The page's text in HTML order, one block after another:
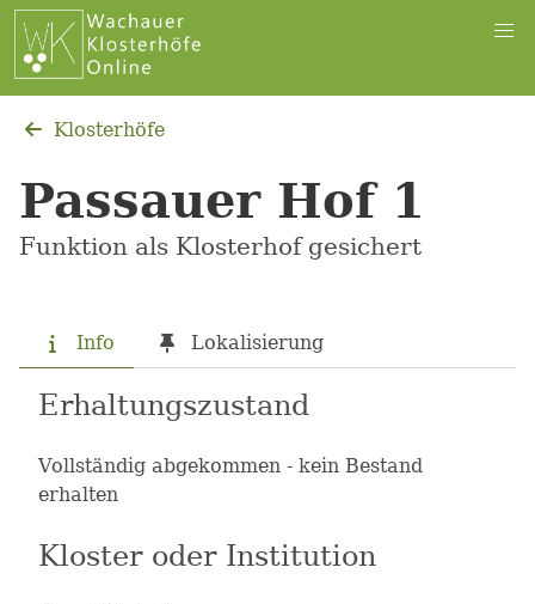
Klosterhöfe
Passauer Hof 1
Funktion als Klosterhof gesichert
Info Lokalisierung
Erhaltungszustand
Vollständig abgekommen - kein Bestand
erhalten
Kloster oder Institution